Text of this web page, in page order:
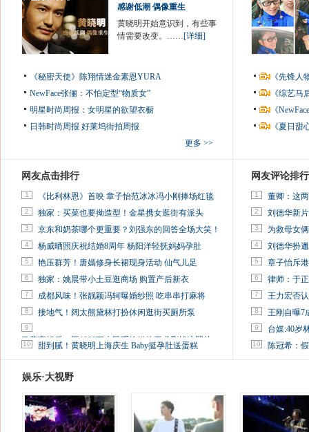
感谢低潮 偶像重生
黄晓明开始意识到，有些事
情需要改变。……[详细]
《秘密天使》陈翔情迷金素恩YURA
NewFace张俪：不怕定型“物质女”
明星时尚周报：女明星的欲望衣橱
日韩时尚周报 好莱坞街拍周报
更多 >>
《先锋
《综艺
《
《夏日
网友点击排行
1 《比利林恩》首映 章子怡范冰冰冯小刚捧场红毯
2 独家：买菜也要拗造型！金星携女逛街有派头
3 京东和奶茶哪个更重要？刘强东的回答全场大笑！
4 杨威晒照庆祝结婚8周年 杨阳洋轻抚妈妈孕肚
5 艳压群芳！唐嫣修身长裙现身活动 仙气儿足
6 独家：姚晨带小土豆逛商场 购置产后新衣
7 成都风味！张靓颖冯轲曝婚纱照 吃串串打麻将
8 接地气！阔太熊黛林打扮休闲逛街买厕所泵
9
马蓉离婚后，砸1000万人民币给媒体要求删掉这照片
10 甜到腻！黄晓明上海庆生 Baby挺孕肚送蛋糕
网友评论排行
1 董卿：这
2 刘德华新
3 为救母女
4 刘德华扮
5 章子怡斥
6 律师：于
7 王力宏否
8 王刚自曝7
9 台媒:40岁
10 陈冠希：
娱乐·大视野